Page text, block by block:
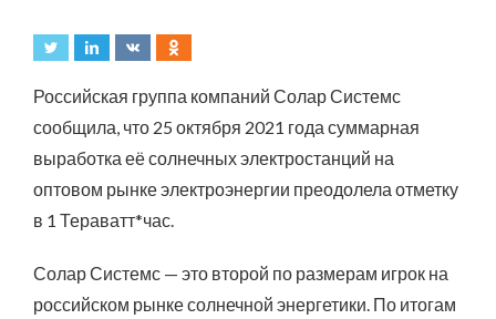
Российская группа компаний Солар Системс
сообщила, что 25 октября 2021 года суммарная
выработка её солнечных электростанций на
оптовом рынке электроэнергии преодолела отметку
в 1 Тераватт*час.
Солар Системс — это второй по размерам игрок на
российском рынке солнечной энергетики. По итогам